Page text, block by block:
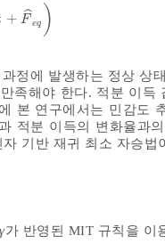
+ Fˆeq )
+F^eq
정에 발생하는 정상 상
족해야 한다. 적분 이득
본 연구에서는 민감도
적분 이득의 변화율과
기반 재귀 최소 자승법
γ가 반영된 MIT 규칙을 이